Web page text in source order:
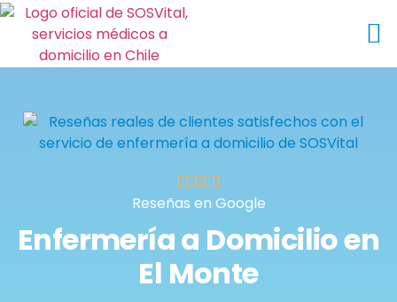
Reseñas en Google
Enfermería a Domicilio en
El Monte